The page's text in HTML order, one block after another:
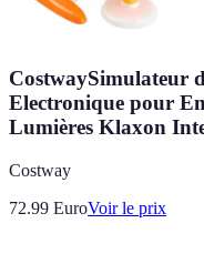
CostwaySimulateur
Electronique pour
Lumières Klaxon
Costway
72.99 EuroVoir le prix